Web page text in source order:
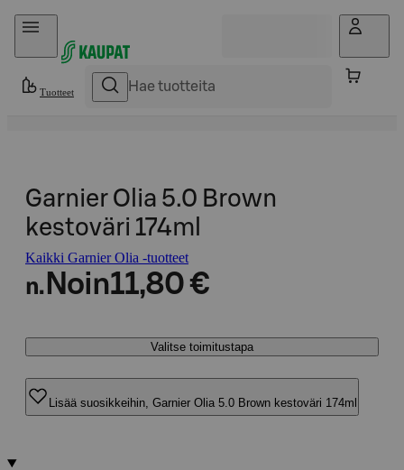
Hyppää sisältöön
Tuotteet
Garnier Olia 5.0 Brown
kestoväri 174ml
Kaikki Garnier Olia -tuotteet
n. Noin11,80 €
Valitse toimitustapa
Lisää suosikkeihin, Garnier Olia 5.0 Brown kestoväri 174ml